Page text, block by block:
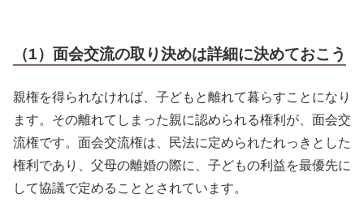
（1）面会交流の取り決めは詳細に決めておこう
親権を得られなければ、子どもと離れて暮らすことになり
ます。その離れてしまった親に認められる権利が、面会交
流権です。面会交流権は、民法に定められたれっきとした
権利であり、父母の離婚の際に、子どもの利益を最優先に
して協議で定めることとされています。